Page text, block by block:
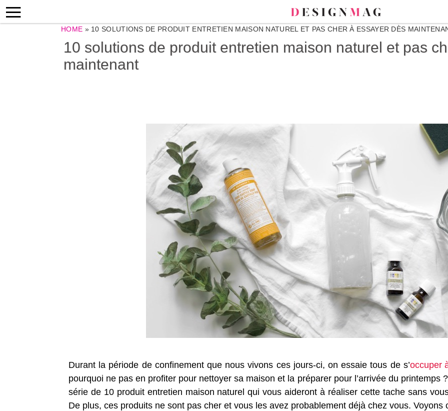
HOME » 10 SOLUTIONS DE PRODUIT ENTRETIEN MAISON NATUREL ET PAS CHER À ESSAYER DÈS
10 solutions de produit entretien maison naturel et pas
maintenant
Durant la période de confinement que nous vivons ces jours-ci, on essaie tous de s’occuper
pourquoi ne pas en profiter pour nettoyer sa maison et la préparer pour l’arrivée du printemps
série de 10 produit entretien maison naturel qui vous aideront à réaliser cette tache sans
De plus, ces produits ne sont pas cher et vous les avez probablement déjà chez vous. Voyons